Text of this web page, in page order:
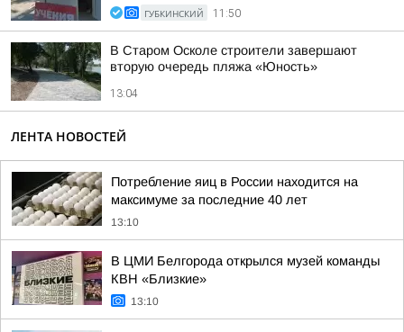
ГУБКИНСКИЙ 11:50
В Старом Осколе строители завершают
вторую очередь пляжа «Юность»
13:04
ЛЕНТА НОВОСТЕЙ
Потребление яиц в России находится на
максимуме за последние 40 лет
13:10
В ЦМИ Белгорода открылся музей команды
КВН «Близкие»
13:10